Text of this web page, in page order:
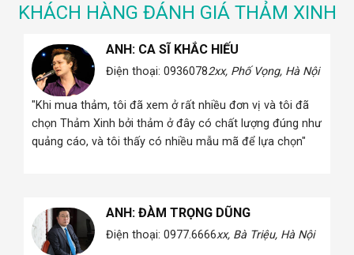
KHÁCH HÀNG ĐÁNH GIÁ THẢM XINH
ANH: CA SĨ KHẮC HIẾU
Điện thoại: 09360782xx, Phố Vọng, Hà Nội
"Khi mua thảm, tôi đã xem ở rất nhiều đơn vị và tôi đã
chọn Thảm Xinh bởi thảm ở đây có chất lượng đúng như
quảng cáo, và tôi thấy có nhiều mẫu mã để lựa chọn"
ANH: ĐÀM TRỌNG DŨNG
Điện thoại: 0977.6666xx, Bà Triệu, Hà Nội